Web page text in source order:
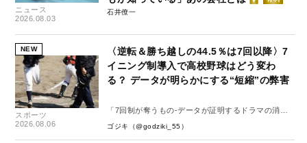
ニュース
2026.08.03
石井僚一
NEW
スポーツ
2026.08.06
〈逆転＆勝ち越しの44.5％は7回以降〉7
イニング制導入で高校野球はどう変わ
る？ データが明らかにする“短縮”の弊害
「7回制が奪うもの-データが証明するドラマの消
失-」
ゴジキ（@godziki_55）